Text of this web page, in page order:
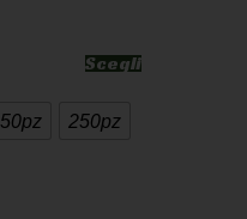
Scegli
50pz 250pz